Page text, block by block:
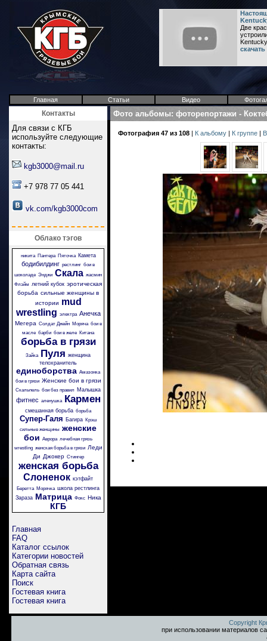
Две
Главная Статьи Видео
Контакты
Для связи с КГБ
используйте следующие
контакты:
kgb3000@mail.ru
+7 978 77 05 441
vk.com/kgb3000com
Облако тэгов
никита Пантера Пяточка Камета
бодибилдинг рестлинг бои в
шоколаде Энджи Скала жасмин
Флэйм летний кубок эротическая
борьба сильные женщины в
истории mud
wrestling электра Анечка
Мегера Солдат Джейн Моряча бои в
масле барби бои в желе Китана
борьба в грязи
Зайка Пуля женщина
телохранитель
единоборства Амазонка
бои в грязи Женские бои в грязи
Скальпель бои без правил Малышка
фитнес аленушка Кармен
смешанная борьба борьба
Супер-Галя Багира Крэш
сильные женщины женские
бои Аврора лечебная грязь
wrestling женская борьба в грязи
Леди
Ди Джокер Стингер
женская борьба
Слоненок кэтфайт
Беретта Морячка школа рестлинга
Зараза Матрица Фокс Ника
КГБ
Главная
FAQ
Каталог ссылок
Категории новостей
Обратная связь
Карта сайта
Поиск
Гостевая книга
Гостевая книга
Фото альбомы: фоторепортажи -
Фотография 47 из 108 | К альбому | К группе |
Copyright
при использовании материалов